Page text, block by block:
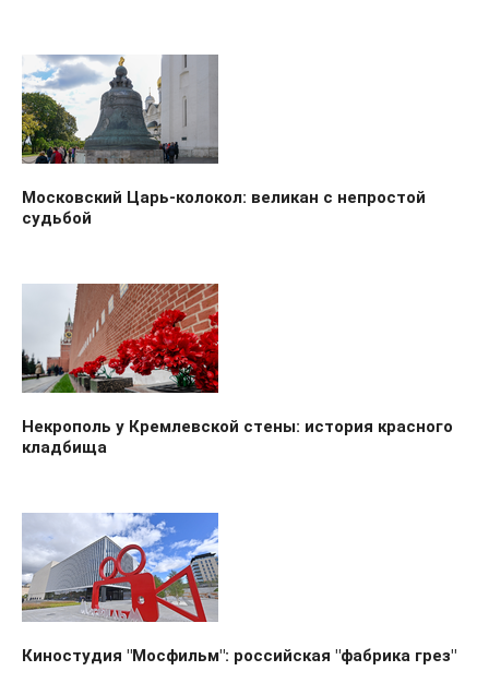
Московский Царь-колокол: великан с непростой
судьбой
Некрополь у Кремлевской стены: история красного
кладбища
Киностудия "Мосфильм": российская "фабрика грез"